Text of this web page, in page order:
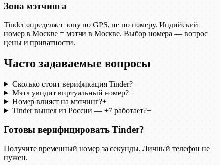
Зона мэтчинга
Tinder определяет зону по GPS, не по номеру. Индийский
номер в Москве = мэтчи в Москве. Выбор номера — вопрос
цены и приватности.
Часто задаваемые вопросы
Сколько стоит верификация Tinder?+
Мэтч увидит виртуальный номер?+
Номер влияет на мэтчинг?+
Tinder вышел из России — +7 работает?+
Готовы верифицировать Tinder?
Получите временный номер за секунды. Личный телефон не
нужен.